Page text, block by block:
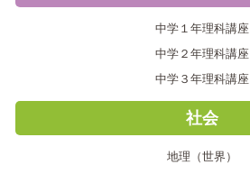
中学１年理科講座
中学２年理科講座
中学３年理科講座
社会
地理（世界）